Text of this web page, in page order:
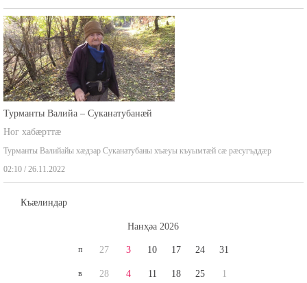
Турманты Валийа – Суканатубанæй
Ног хабæрттæ
Турманты Валийайы хæдзар Суканатубаны хъæуы къуымтæй сæ рæсугъддæр
02:10 / 26.11.2022
Къæлиндар
Нaнҳәa 2026
п
в
27
28
3
4
10
11
17
18
24
25
31
1